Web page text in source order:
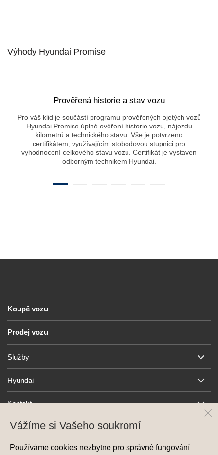
Výhody Hyundai Promise
Prověřená historie a stav vozu
Pro váš klid je součástí programu prověřených ojetých vozů
Hyundai Promise úplné ověření historie vozu, nájezdu
kilometrů a technického stavu. Vše je potvrzeno
certifikátem, využívajícím stobodovou stupnici pro
vyhodnocení celkového stavu vozu. Certifikát je vystaven
odborným technikem Hyundai.
Koupě vozu
Prodej vozu
Služby
Hyundai
Kontakt
Vážíme si Vašeho soukromí
Používáme cookies nezbytné pro správné fungování